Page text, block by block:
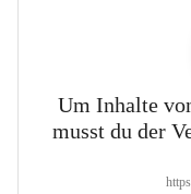
Um Inhalte
musst du der